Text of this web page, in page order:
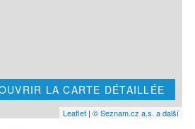
LA CARTE DÉTAILLÉE
Leaflet | © Seznam.cz a.s. a další